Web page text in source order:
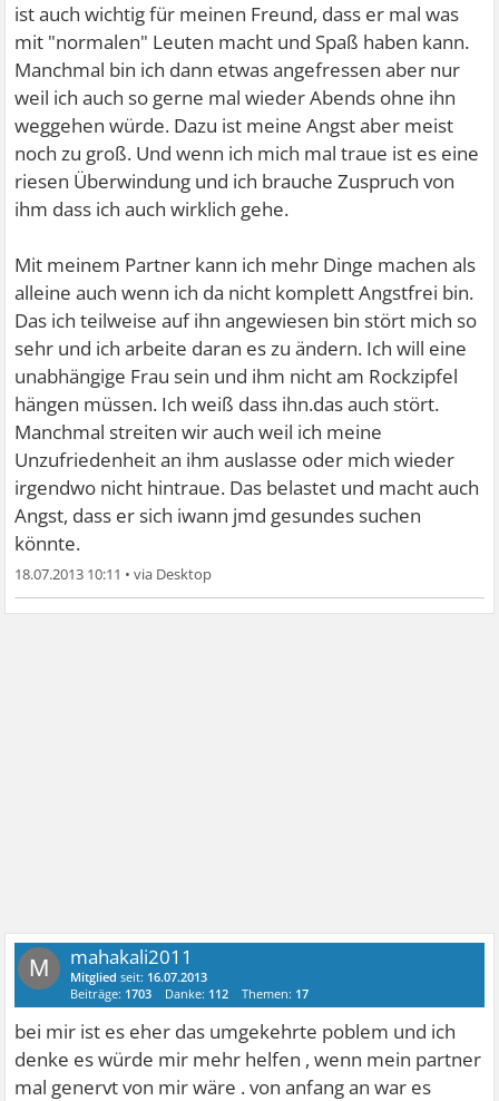
ist auch wichtig für meinen Freund, dass er mal was
mit "normalen" Leuten macht und Spaß haben kann.
Manchmal bin ich dann etwas angefressen aber nur
weil ich auch so gerne mal wieder Abends ohne ihn
weggehen würde. Dazu ist meine Angst aber meist
noch zu groß. Und wenn ich mich mal traue ist es eine
riesen Überwindung und ich brauche Zuspruch von
ihm dass ich auch wirklich gehe.
Mit meinem Partner kann ich mehr Dinge machen als
alleine auch wenn ich da nicht komplett Angstfrei bin.
Das ich teilweise auf ihn angewiesen bin stört mich so
sehr und ich arbeite daran es zu ändern. Ich will eine
unabhängige Frau sein und ihm nicht am Rockzipfel
hängen müssen. Ich weiß dass ihn.das auch stört.
Manchmal streiten wir auch weil ich meine
Unzufriedenheit an ihm auslasse oder mich wieder
irgendwo nicht hintraue. Das belastet und macht auch
Angst, dass er sich iwann jmd gesundes suchen
könnte.
18.07.2013 10:11 •
M mahakali2011
Mitglied seit: 16.07.2013
Beiträge: 1703 Danke: 112 Themen: 17
bei mir ist es eher das umgekehrte poblem und ich
denke es würde mir mehr helfen , wenn mein partner
mal genervt von mir wäre . von anfang an war es